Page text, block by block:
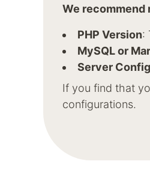
We
PHP Version:
MySQL or
Server
If you find that
configurations.